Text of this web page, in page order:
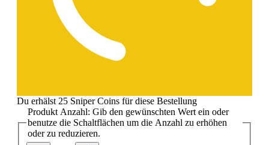
Du erhälst 25 Sniper Coins für diese Bestellung
Produkt Anzahl: Gib den gewünschten Wert ein oder
benutze die Schaltflächen um die Anzahl zu erhöhen
oder zu reduzieren.